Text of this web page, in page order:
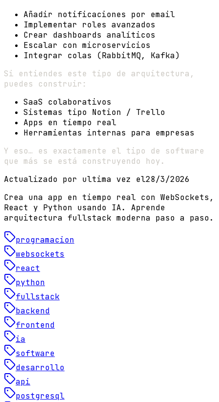
Añadir notificaciones por email
Implementar roles avanzados
Crear dashboards analíticos
Escalar con microservicios
Integrar colas (RabbitMQ, Kafka)
Si entiendes este tipo de arquitectura,
puedes construir:
SaaS colaborativos
Sistemas tipo Notion / Trello
Apps en tiempo real
Herramientas internas para empresas
Y eso… es exactamente el tipo de software
que más se está construyendo hoy.
Actualizado por ultima vez el28/3/2026
Crea una app en tiempo real con WebSockets,
React y Python usando IA. Aprende
arquitectura fullstack moderna paso a paso.
programacion
websockets
react
python
fullstack
backend
frontend
ia
software
desarrollo
api
postgresql